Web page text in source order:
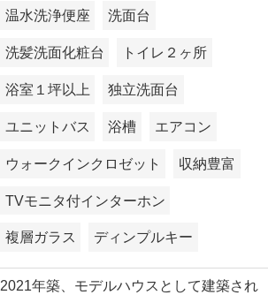
温水洗浄便座 洗面台
洗髪洗面化粧台 トイレ２ヶ所
浴室１坪以上 独立洗面台
ユニットバス 浴槽 エアコン
ウォークインクロゼット 収納豊富
TVモニタ付インターホン
複層ガラス ディンプルキー
2021年築、モデルハウスとして建築され